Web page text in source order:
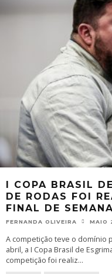
I COPA BRASIL
DE RODAS FOI
FINAL DE
FERNANDA OLIVEIRA MAIO
A competição teve o domínio
abril, a I Copa Brasil de
competição foi realiz...